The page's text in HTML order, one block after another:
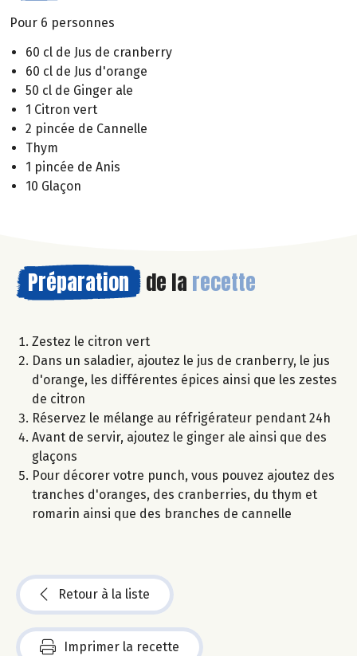
Pour 6 personnes
60 cl de Jus de cranberry
60 cl de Jus d'orange
50 cl de Ginger ale
1 Citron vert
2 pincée de Cannelle
Thym
1 pincée de Anis
10 Glaçon
Préparation de la recette
Zestez le citron vert
Dans un saladier, ajoutez le jus de cranberry, le jus
d'orange, les différentes épices ainsi que les zestes
de citron
Réservez le mélange au réfrigérateur pendant 24h
Avant de servir, ajoutez le ginger ale ainsi que des
glaçons
Pour décorer votre punch, vous pouvez ajoutez des
tranches d'oranges, des cranberries, du thym et
romarin ainsi que des branches de cannelle
Retour à la liste
Imprimer la recette